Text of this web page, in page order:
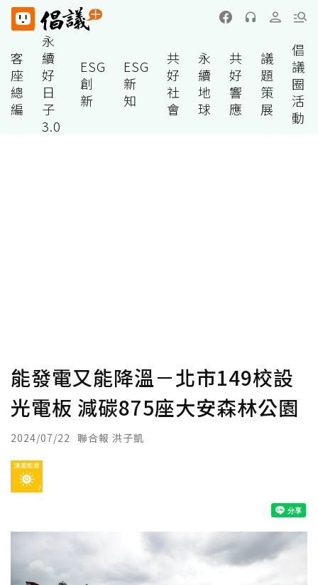
客
座
總
編
永
續
好
日
子
3.0
ESG
創
新
ESG
新
知
共
好
社
會
永
續
地
球
共
好
響
應
議
題
策
展
倡
議
圈
活
動
能發電又能降溫－北市149校設
光電板 減碳875座大安森林公園
2024/07/22 聯合報 洪子凱